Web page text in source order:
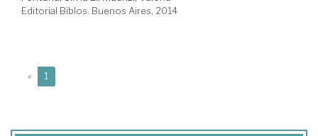
Editorial Biblos. Buenos Aires, 2014
« 1